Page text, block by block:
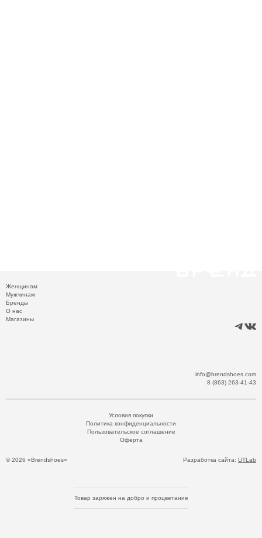
Женщинам
Мужчинам
Бренды
О нас
Магазины
info@brendshoes.com
8 (863) 263-41-43
© 2026 «Brendshoes»
Условия покупки
Политика конфиденциальности
Пользовательское соглашение
Оферта
Разработка сайта: UTLab
Товар заряжен на добро и процветание